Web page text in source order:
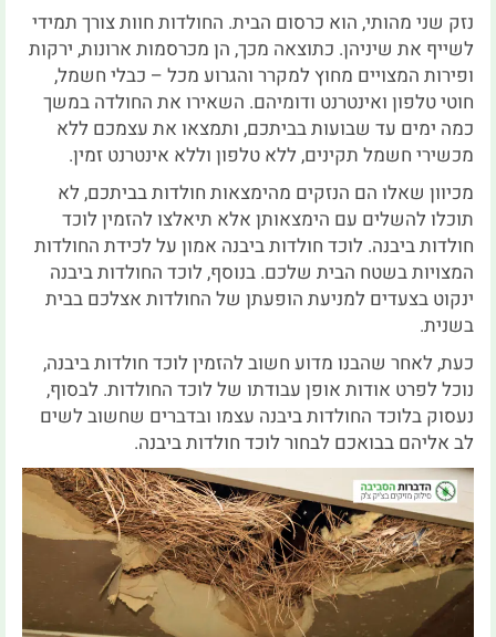
נזק שני מהותי, הוא כרסום הבית. החולדות חוות צורך תמידי
לשייף את שיניהן. כתוצאה מכך, הן מכרסמות ארונות, ירקות
ופירות המצויים מחוץ למקרר והגרוע מכל – כבלי חשמל,
חוטי טלפון ואינטרנט ודומיהם. השאירו את החולדה במשך
כמה ימים עד שבועות בביתכם, ותמצאו את עצמכם ללא
מכשירי חשמל תקינים, ללא טלפון וללא אינטרנט זמין.
מכיוון שאלו הם הנזקים מהימצאות חולדות בביתכם, לא
תוכלו להשלים עם הימצאותן אלא תיאלצו להזמין לוכד
חולדות ביבנה. לוכד חולדות ביבנה אמון על לכידת החולדות
המצויות בשטח הבית שלכם. בנוסף, לוכד החולדות ביבנה
ינקוט בצעדים למניעת הופעתן של החולדות אצלכם בבית
בשנית.
כעת, לאחר שהבנו מדוע חשוב להזמין לוכד חולדות ביבנה,
נוכל לפרט אודות אופן עבודתו של לוכד החולדות. לבסוף,
נעסוק בלוכד החולדות ביבנה עצמו ובדברים שחשוב לשים
לב אליהם בבואכם לבחור לוכד חולדות ביבנה.